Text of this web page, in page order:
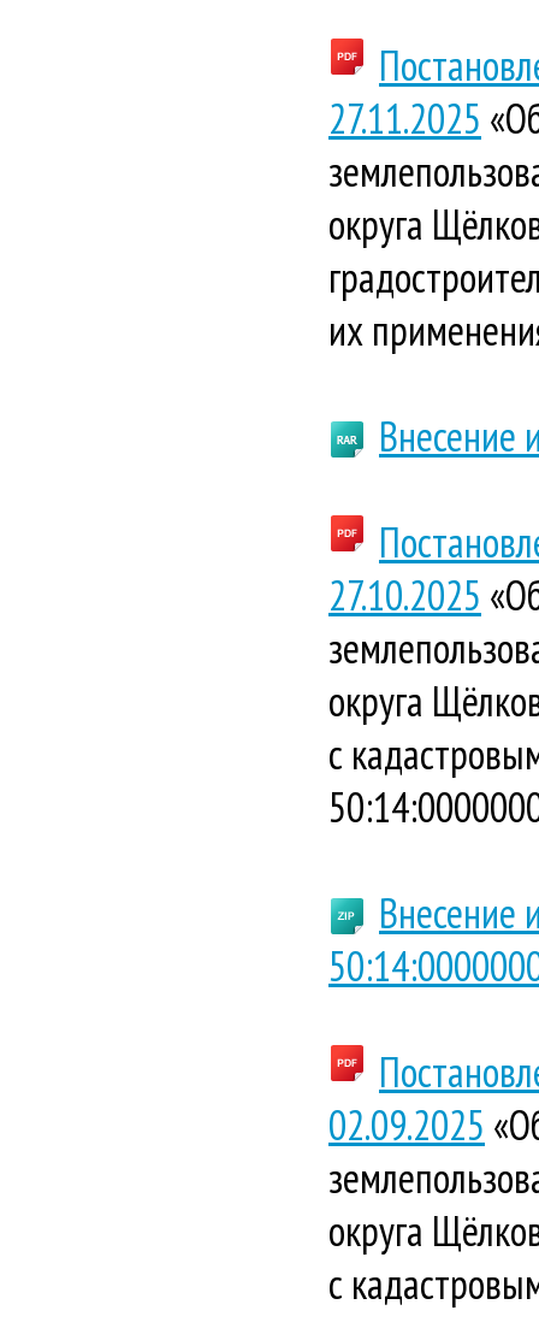
27.11.2025
округа
их
Внесение
27.10.2025
округа
с
Внесение
02.09.2025
округа
с